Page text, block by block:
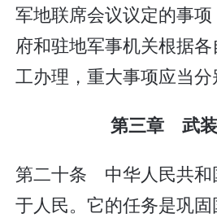
军地联席会议议定的事
府和驻地军事机关根据
工办理，重大事项应当分
第三章 武
第二十条 中华人民共和
于人民。它的任务是巩